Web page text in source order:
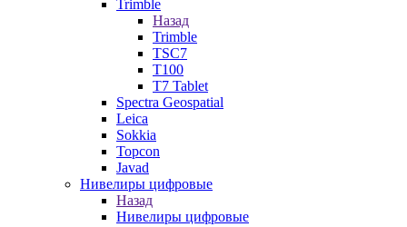
Trimble
Назад
Trimble
TSC7
T100
T7 Tablet
Spectra Geospatial
Leica
Sokkia
Topcon
Javad
Нивелиры цифровые
Назад
Нивелиры цифровые